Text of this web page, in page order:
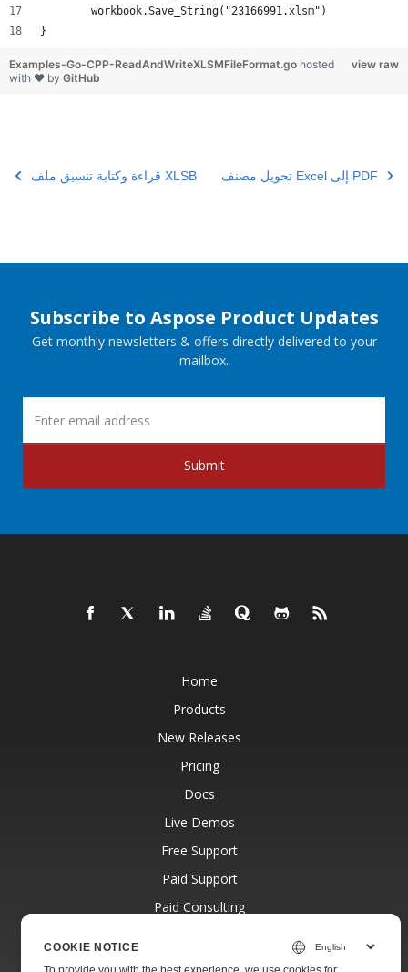
	workbook.Save_String("23166991.xlsm")
}
view raw
Examples-Go-CPP-ReadAndWriteXLSMFileFormat.go hosted
with ❤ by GitHub
قراءة وكتابة تنسيق ملف XLSB تحويل مصنف Excel إلى PDF
Subscribe to Aspose Product Updates
Get monthly newsletters & offers directly delivered to your
mailbox.
Submit
Home
Products
New Releases
Pricing
Docs
Live Demos
Free Support
Paid Support
Paid Consulting
Websites
COOKIE NOTICE